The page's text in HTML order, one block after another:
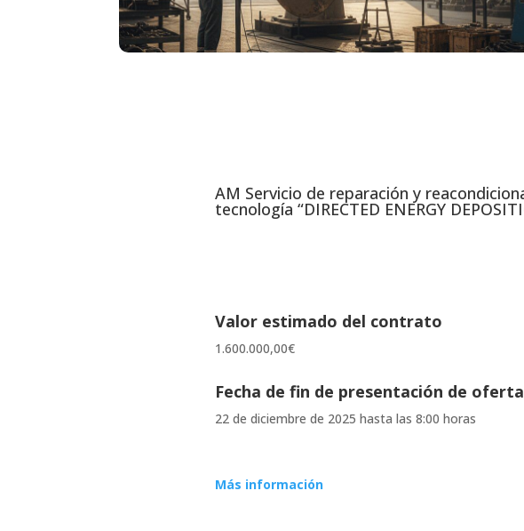
AM Servicio de reparación y
tecnología “DIRECTED ENERGY
Valor estimado del contrato
1.600.000,00€
Fecha de fin de presentación de
22 de diciembre de 2025 hasta las 8:00 horas
Más información